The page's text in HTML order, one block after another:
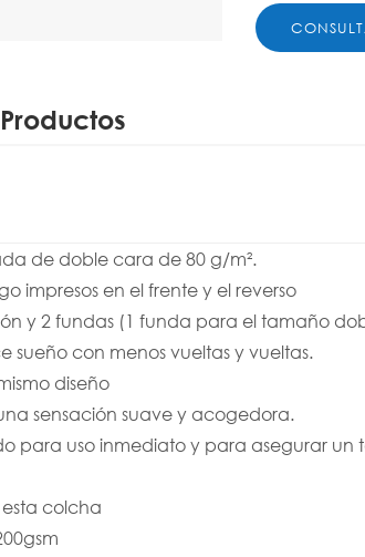
de doble cara de 80 g/m².
impresos en el frente y el reverso
y 2 fundas (1 funda para el tamaño
sueño con menos vueltas y vueltas.
diseño
sensación suave y acogedora.
para uso inmediato y para asegurar
colcha